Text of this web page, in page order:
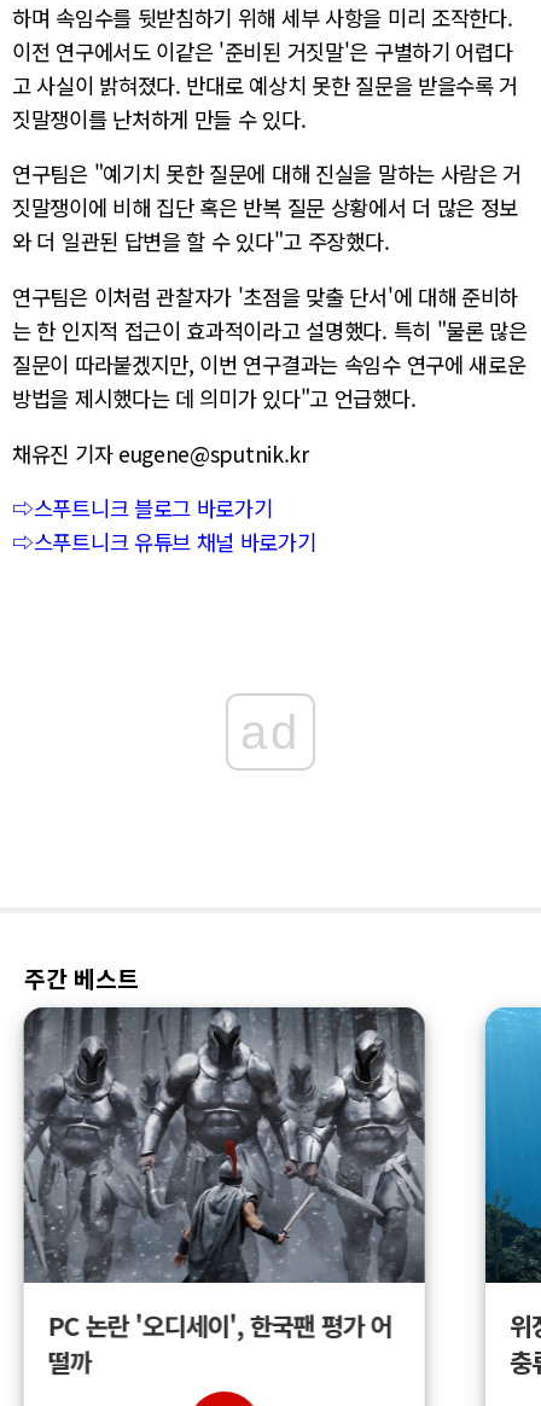
하며 속임수를 뒷받침하기 위해 세부 사항을 미리 조작한다.
이전 연구에서도 이같은 '준비된 거짓말'은 구별하기 어렵다
고 사실이 밝혀졌다. 반대로 예상치 못한 질문을 받을수록 거
짓말쟁이를 난처하게 만들 수 있다.
연구팀은 "예기치 못한 질문에 대해 진실을 말하는 사람은 거
짓말쟁이에 비해 집단 혹은 반복 질문 상황에서 더 많은 정보
와 더 일관된 답변을 할 수 있다"고 주장했다.
연구팀은 이처럼 관찰자가 '초점을 맞출 단서'에 대해 준비하
는 한 인지적 접근이 효과적이라고 설명했다. 특히 "물론 많은
질문이 따라붙겠지만, 이번 연구결과는 속임수 연구에 새로운
방법을 제시했다는 데 의미가 있다"고 언급했다.
채유진 기자 eugene@sputnik.kr
⇨스푸트니크 블로그 바로가기
⇨스푸트니크 유튜브 채널 바로가기
ad
주간 베스트
PC 논란 '오디세이', 한국팬 평가 어
떨까
위
충